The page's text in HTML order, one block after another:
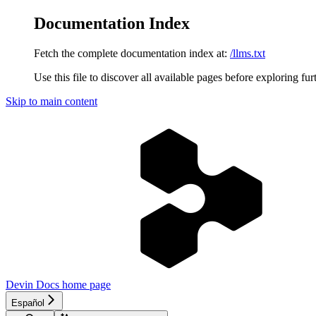
Documentation Index
Fetch the complete documentation index at: /llms.txt
Use this file to discover all available pages before exploring
Skip to main content
Devin Docs home page
Español